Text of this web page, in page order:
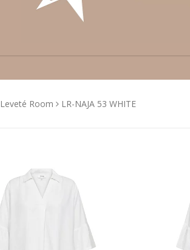
Leveté Room LR-NAJA 53 WHITE